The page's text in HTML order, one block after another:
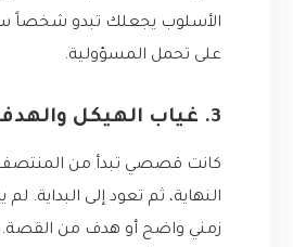
الأسلوب يجعلك تبدو شخصاً
على تحمل المسؤولية.
3. غياب الهيكل والهدف
كانت قصصي تبدأ من
النهاية، ثم تعود إلى البداية.
زمني واضح أو هدف من